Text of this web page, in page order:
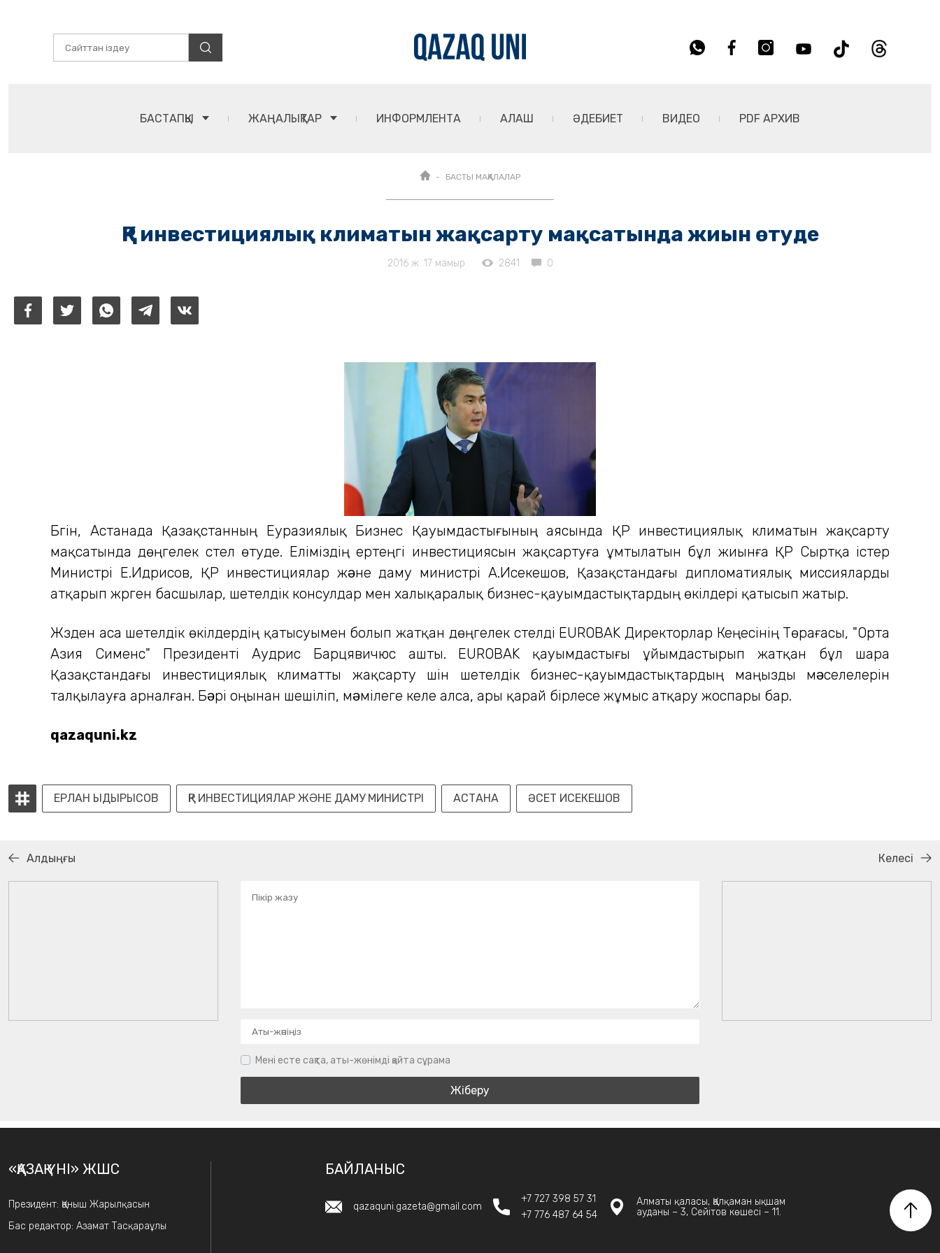
БАСТАПҚЫ ЖАҢАЛЫҚТАР ИНФОРМЛЕНТА АЛАШ ӘДЕБИЕТ ВИДЕО PDF АРХИВ
БАСТЫ МАҚАЛАЛАР
ҚР инвестициялық климатын жақсарту мақсатында жиын өтуде
2016 ж. 17 мамыр 2841 0
Бүгін, Астанада Қазақстанның Еуразиялық Бизнес Қауымдастығының аясында ҚР инвестициялық климатын жақсарту
мақсатында дөңгелек үстел өтуде. Еліміздің ертеңгі инвестициясын жақсартуға ұмтылатын бұл жиынға ҚР Сыртқа істер
Министрі Е.Идрисов, ҚР инвестициялар жəне даму министрі А.Исекешов, Қазақстандағы дипломатиялық миссияларды
атқарып жүрген басшылар, шетелдік консулдар мен халықаралық бизнес-қауымдастықтардың өкілдері қатысып жатыр.
Жүзден аса шетелдік өкілдердің қатысуымен болып жатқан дөңгелек үстелді EUROBAK Директорлар Кеңесінің Төрағасы, "Орта
Азия Сименс" Президенті Аудрис Барцявичюс ашты. EUROBAK қауымдастығы ұйымдастырып жатқан бұл шара
Қазақстандағы инвестициялық климатты жақсарту үшін шетелдік бизнес-қауымдастықтардың маңызды мəселелерін
талқылауға арналған. Бəрі оңынан шешіліп, мəмілеге келе алса, ары қарай бірлесе жұмыс атқару жоспары бар.
qazaquni.kz
ЕРЛАН ЫДЫРЫСОВ ҚР ИНВЕСТИЦИЯЛАР ЖƏНЕ ДАМУ МИНИСТРІ АСТАНА ӘСЕТ ИСЕКЕШОВ
Алдыңғы Келесі
Мені есте сақта, аты-жөнімді қайта сұрама
«ҚАЗАҚ ҮНІ» ЖШС
Президент: Қаныш Жарылқасын
Бас редактор: Азамат Тасқараұлы
БАЙЛАНЫС
qazaquni.gazeta@gmail.com
+7 727 398 57 31
+7 776 487 64 54
Алматы қаласы, Қалқаман ықшам
ауданы – 3, Сейітов көшесі – 11.